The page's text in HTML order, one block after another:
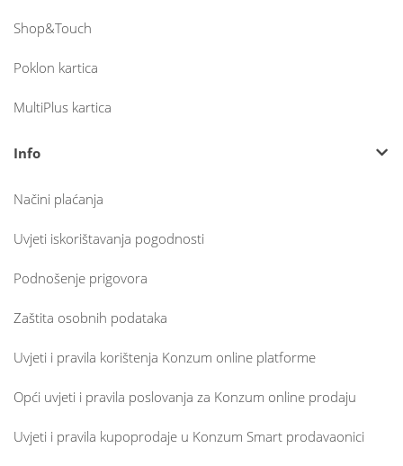
Shop&Touch
Poklon kartica
MultiPlus kartica
Info
Načini plaćanja
Uvjeti iskorištavanja pogodnosti
Podnošenje prigovora
Zaštita osobnih podataka
Uvjeti i pravila korištenja Konzum online platforme
Opći uvjeti i pravila poslovanja za Konzum online prodaju
Uvjeti i pravila kupoprodaje u Konzum Smart prodavaonici